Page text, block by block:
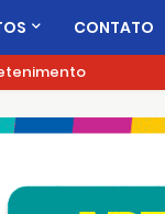
CONTATO